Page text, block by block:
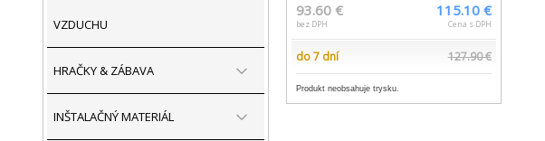
VZDUCHU
HRAČKY & ZÁBAVA
INŠTALAČNÝ MATERIÁL
93.60 €
bez DPH
115.10 €
Cena s DPH
do 7 dní 127.90 €
Produkt neobsahuje trysku.